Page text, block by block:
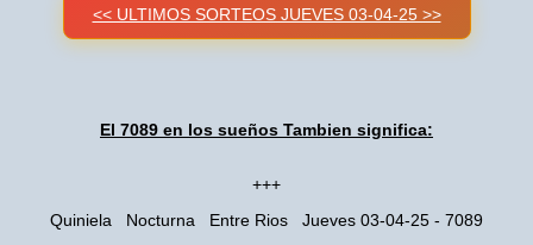
<< ULTIMOS SORTEOS JUEVES 03-04-25 >>
El 7089 en los sueños Tambien significa:
+++
Quiniela Nocturna Entre Rios Jueves 03-04-25 - 7089